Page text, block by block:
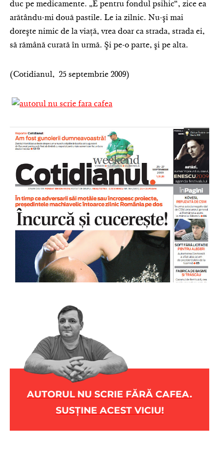
duc pe medicamente. „E pentru fondul psihic“, zice ea
arătându-mi două pastile. Le ia zilnic. Nu-şi mai
doreşte nimic de la viaţă, vrea doar ca strada, strada ei,
să rămână curată în urmă. Şi pe-o parte, şi pe alta.
(Cotidianul, 25 septembrie 2009)
AUTORUL NU SCRIE FĂRĂ CAFEA.
SUSȚINE ACEST VICIU!